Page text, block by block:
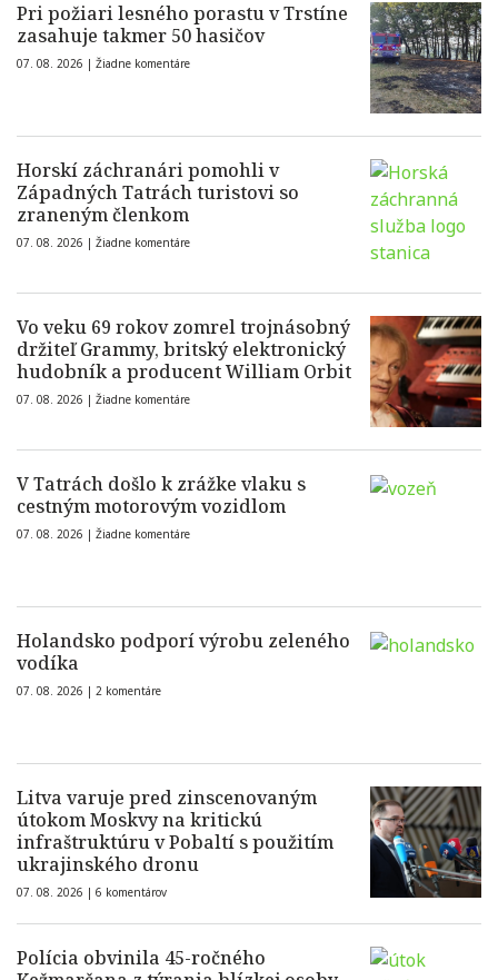
Pri požiari lesného porastu v Trstíne
zasahuje takmer 50 hasičov
07. 08. 2026 | Žiadne komentáre
Horskí záchranári pomohli v
Západných Tatrách turistovi so
zraneným členkom
07. 08. 2026 | Žiadne komentáre
Vo veku 69 rokov zomrel trojnásobný
držiteľ Grammy, britský elektronický
hudobník a producent William Orbit
07. 08. 2026 | Žiadne komentáre
V Tatrách došlo k zrážke vlaku s
cestným motorovým vozidlom
07. 08. 2026 | Žiadne komentáre
Holandsko podporí výrobu zeleného
vodíka
07. 08. 2026 | 2 komentáre
Litva varuje pred zinscenovaným
útokom Moskvy na kritickú
infraštruktúru v Pobaltí s použitím
ukrajinského dronu
07. 08. 2026 | 6 komentárov
Polícia obvinila 45-ročného